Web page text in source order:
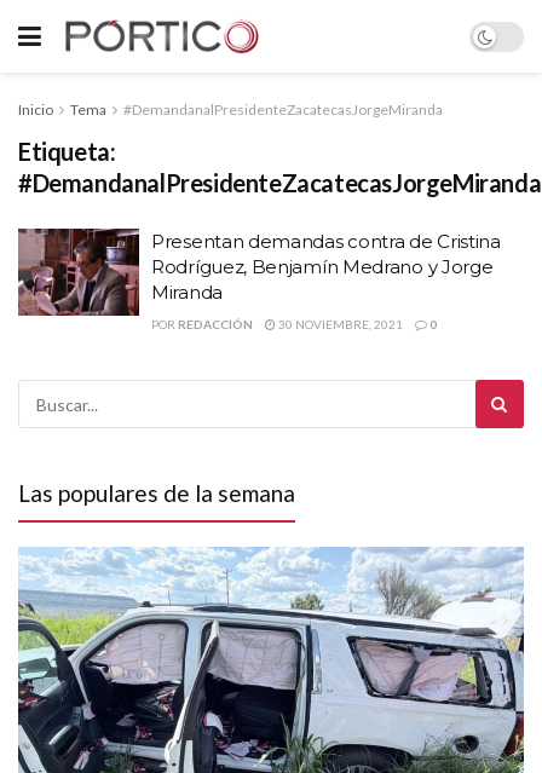
Inicio Tema #DemandanalPresidenteZacatecasJorgeMiranda
Etiqueta:
#DemandanalPresidenteZacatecasJorgeMiranda
Presentan demandas contra de Cristina
Rodríguez, Benjamín Medrano y Jorge
Miranda
POR REDACCIÓN 30 NOVIEMBRE, 2021 0
Las populares de la semana